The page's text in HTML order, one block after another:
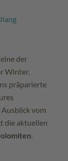
eine der
Winter.
präparierte
vom
die aktuellen